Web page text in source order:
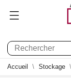
Accueil Stockage